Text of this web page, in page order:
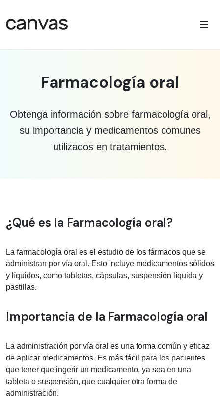
Farmacología oral
Obtenga información sobre farmacología oral,
su importancia y medicamentos comunes
utilizados en tratamientos.
Información médica sobre
¿Qué es la Farmacología oral?
La farmacología oral es el estudio de los fármacos que se
administran por vía oral. Esto incluye medicamentos sólidos
y líquidos, como tabletas, cápsulas, suspensión líquida y
pastillas.
Importancia de la Farmacología oral
La administración por vía oral es una forma común y eficaz
de aplicar medicamentos. Es más fácil para los pacientes
que tener que ingerir un medicamento, ya sea en una
tableta o suspensión, que cualquier otra forma de
administración.